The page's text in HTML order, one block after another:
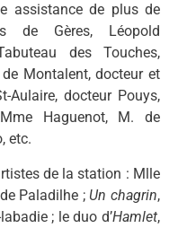
assistance de plus de
de Gères, Léopold
des Touches,
Montalent, docteur et
Aulaire, docteur Pouys,
Haguenot, M. de
etc.
de la station : Mlle
Paladilhe ; Un chagrin,
; le duo d’Hamlet,